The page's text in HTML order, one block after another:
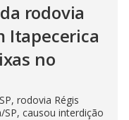
rodovia
Itapecerica
no
rodovia Régis
causou interdição